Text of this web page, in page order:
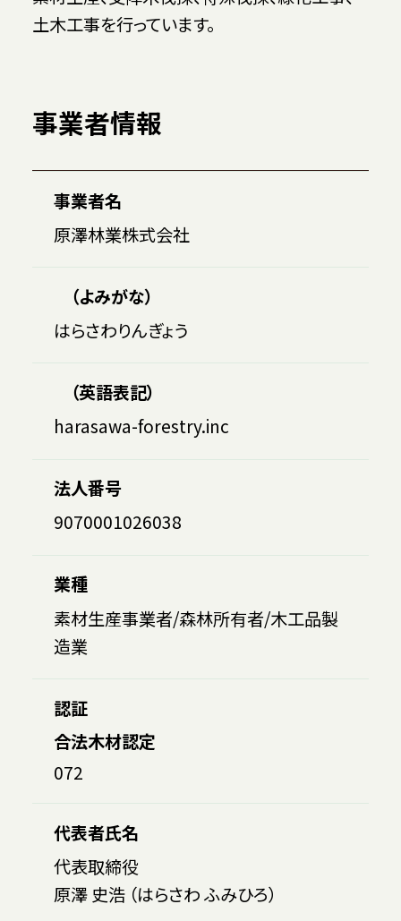
土木工事を行っています。
事業者情報
事業者名
原澤林業株式会社
（よみがな）
はらさわりんぎょう
（英語表記）
harasawa-forestry.inc
法人番号
9070001026038
業種
素材生産事業者/森林所有者/木工品製
造業
認証
合法木材認定
072
代表者氏名
代表取締役
原澤 史浩 （はらさわ ふみひろ）